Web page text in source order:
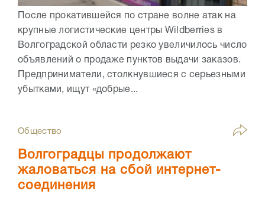
После прокатившейся по стране волне атак на
крупные логистические центры Wildberries в
Волгоградской области резко увеличилось число
объявлений о продаже пунктов выдачи заказов.
Предприниматели, столкнувшиеся с серьезными
убытками, ищут «добрые...
Общество
Волгоградцы продолжают
жаловаться на сбой интернет-
соединения